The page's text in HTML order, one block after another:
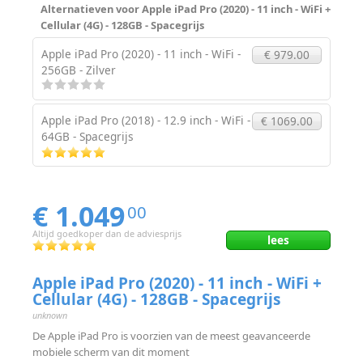
Alternatieven voor Apple iPad Pro (2020) - 11 inch - WiFi +
Cellular (4G) - 128GB - Spacegrijs
Apple iPad Pro (2020) - 11 inch - WiFi -
256GB - Zilver
€ 979.00
Apple iPad Pro (2018) - 12.9 inch - WiFi -
64GB - Spacegrijs
€ 1069.00
€ 1.04900
Altijd goedkoper dan de adviesprijs lees
Apple iPad Pro (2020) - 11 inch - WiFi +
Cellular (4G) - 128GB - Spacegrijs
unknown
De Apple iPad Pro is voorzien van de meest geavanceerde
mobiele scherm van dit moment